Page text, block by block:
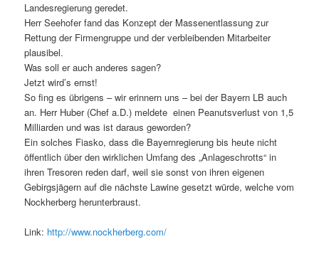
Landesregierung geredet.
Herr Seehofer fand das Konzept der Massenentlassung zur
Rettung der Firmengruppe und der verbleibenden Mitarbeiter
plausibel.
Was soll er auch anderes sagen?
Jetzt wird’s ernst!
So fing es übrigens – wir erinnern uns – bei der Bayern LB auch
an. Herr Huber (Chef a.D.) meldete einen Peanutsverlust von 1,5
Milliarden und was ist daraus geworden?
Ein solches Fiasko, dass die Bayernregierung bis heute nicht
öffentlich über den wirklichen Umfang des „Anlageschrotts“ in
ihren Tresoren reden darf, weil sie sonst von ihren eigenen
Gebirgsjägern auf die nächste Lawine gesetzt würde, welche vom
Nockherberg herunterbraust.
Link: http://www.nockherberg.com/